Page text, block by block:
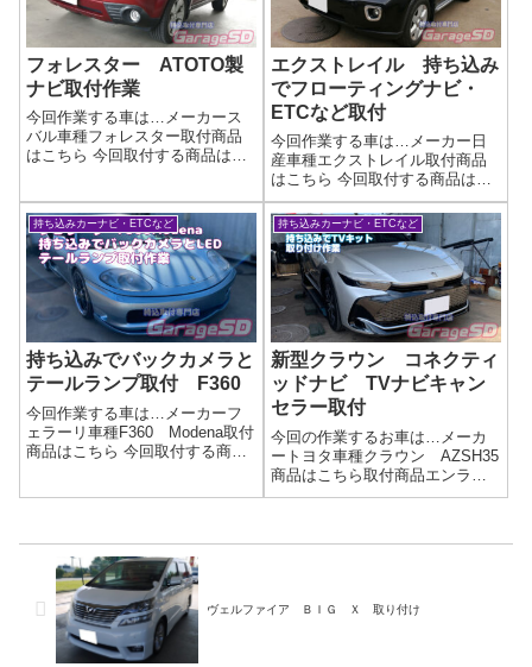
フォレスター ATOTO製
ナビ取付作業
今回作業する車は…メーカース
バル車種フォレスター取付商品
はこちら 今回取付する商品は…
最近勢力的に営業しているので
しょう。持ち込む方が多いメー
カーですね。作業写真日本製の
ナビ...
エクストレイル 持ち込み
でフローティングナビ・
ETCなど取付
今回作業する車は…メーカー日
産車種エクストレイル取付商品
はこちら 今回取付する商品は…
Kenwood MDV-S809F ETC-
N7000大画面フローティングナビ
とETC2.0ですね作業写真バック
カメラもETCも純正位置に取り
付けました！...
持ち込みカーナビ・ETCなど
持ち込みでバックカメラと
テールランプ取付 F360
今回作業する車は…メーカーフ
ェラーリ車種F360 Modena取付
商品はこちら 今回取付する商品
大変です。お時間はかかりまし
持ち込みカーナビ・ETCなど
新型クラウン コネクティ
ッドナビ TVナビキャン
セラー取付
今回の作業するお車は…メーカ
ートヨタ車種クラウン AZSH35
商品はこちら取付商品エンラー
ジ商事 TVナビキャンセラーネ
困りなら「テレビキット、取り
ヴェルファイア ＢＩＧ Ｘ 取り付け